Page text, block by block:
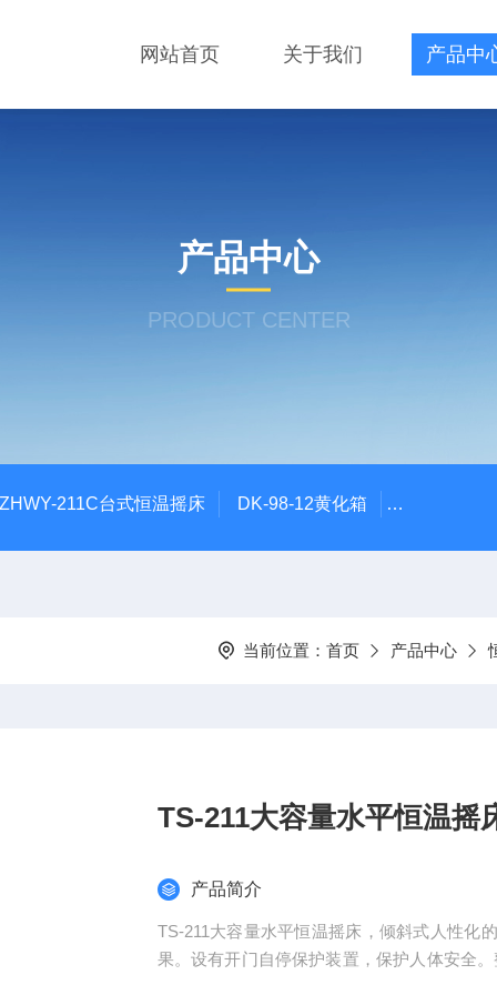
网站首页 关于我们 产品中
产品中心
PRODUCT CENTER
ZHWY-211C台式恒温摇床 DK-98-12黄化箱 THZ-82回
当前位置： 首页 产品中心
TS-211大容量水平恒温摇
产品简介
TS-211大容量水平恒温摇床，倾斜式人性化
果。设有开门自停保护装置，保护人体安全